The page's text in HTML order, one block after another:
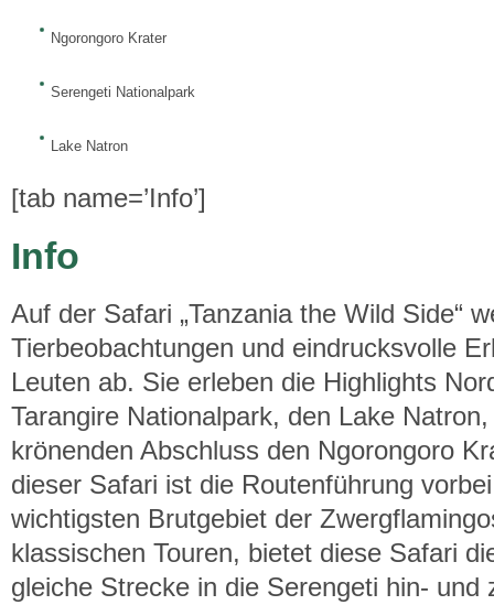
Ngorongoro Krater
Serengeti Nationalpark
Lake Natron
[tab name=’Info’]
Info
Auf der Safari „Tanzania the Wild Side“
Tierbeobachtungen und eindrucksvolle
Leuten ab. Sie erleben die Highlights
Tarangire Nationalpark, den Lake
krönenden Abschluss den Ngorongoro
dieser Safari ist die Routenführung
wichtigsten Brutgebiet der
klassischen Touren, bietet diese Safari
gleiche Strecke in die Serengeti hin- und